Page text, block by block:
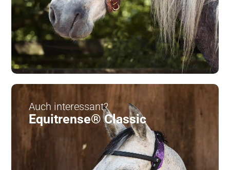
Auch interessant?
Equitrense® Classic